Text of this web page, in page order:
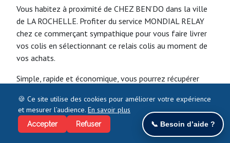
Vous habitez à proximité de CHEZ BEN’DO dans la ville
de LA ROCHELLE. Profiter du service MONDIAL RELAY
chez ce commerçant sympathique pour vous faire livrer
vos colis en sélectionnant ce relais colis au moment de
vos achats.
Simple, rapide et économique, vous pourrez récupérer
Vous pouvez aussi utiliser CHEZ BEN’DO à LA
ROCHELLE pour vous faire livrer vos colis en provenance
des particuliers.
🍪 Ce site utilise des cookies pour améliorer votre expérience
et mesurer l’audience. En savoir plus
Accepter Refuser 📞 Besoin d’aide ?